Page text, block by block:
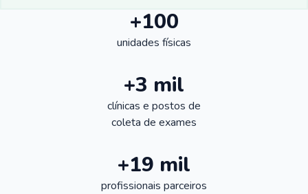
+100
unidades físicas
+3 mil
clínicas e postos de
coleta de exames
+19 mil
profissionais parceiros